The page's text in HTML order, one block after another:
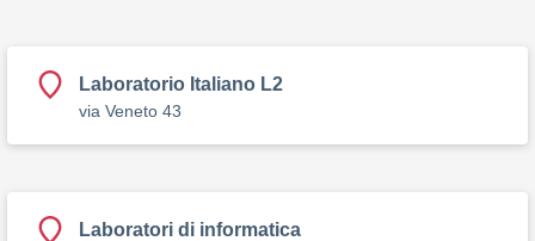
Laboratorio Italiano L2
via Veneto 43
Laboratori di informatica